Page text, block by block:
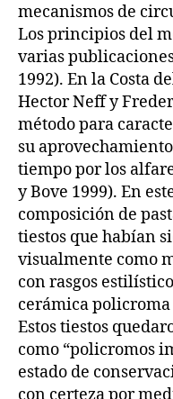
mecanismos de
Los principios del
varias
1992). En la Costa
Hector Neff y
método para
su
tiempo por los
y Bove 1999). En
composición de
tiestos que habían
visualmente como
con rasgos
cerámica policroma
Estos tiestos
como “policromos
estado de
con certeza por